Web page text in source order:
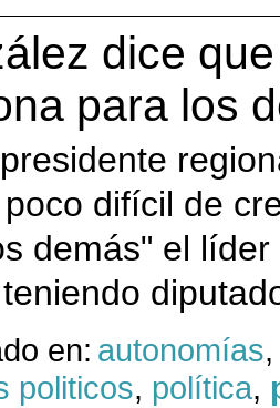
dice
para los
difícil de
demás" el
en: autonomías
politicos, política,